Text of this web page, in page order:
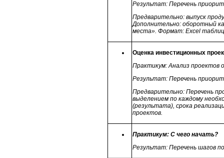
Результат: Перечень
Предварительно: выпуск
Дополнительно: оборотный
места». Формат:Excel
Оценка инвестиционных
Практикум: Анализ проектов
Результат: Перечень
Предварительно: Перечень
выделением по каждому
(результата), срока
проектов.
Практикум: С чего начать?
Результат: Перечень шагов